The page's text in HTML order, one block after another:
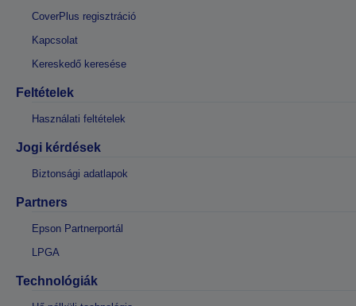
CoverPlus regisztráció
Kapcsolat
Kereskedő keresése
Feltételek
Használati feltételek
Jogi kérdések
Biztonsági adatlapok
Partners
Epson Partnerportál
LPGA
Technológiák